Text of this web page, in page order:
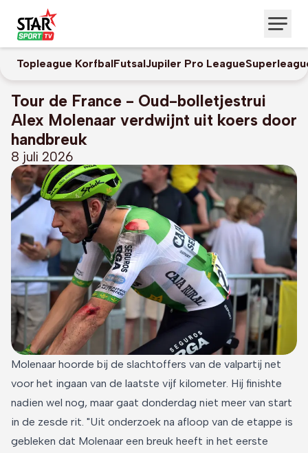
Topleague KorfbalFutsalJupiler Pro League
Tour de France - Oud-bolletjestrui
Alex Molenaar verdwijnt uit koers door
handbreuk
8 juli 2026
Molenaar hoorde bij de slachtoffers van de valpartij net
voor het ingaan van de laatste vijf kilometer. Hij finishte
nadien wel nog, maar gaat donderdag niet meer van start
in de zesde rit. "Uit onderzoek na afloop van de etappe is
gebleken dat Molenaar een breuk heeft in het eerste